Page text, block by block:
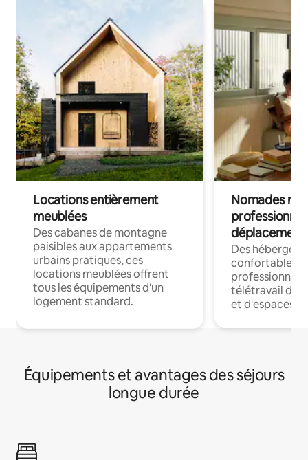
Locations entièrement
meublées
Des cabanes de montagne
paisibles aux appartements
urbains pratiques, ces
locations meublées offrent
tous les équipements d'un
logement standard.
Nomades
déplacement
Des
confortables
professionnels
télétravail
et d'espaces
Équipements et avantages des séjours
longue durée